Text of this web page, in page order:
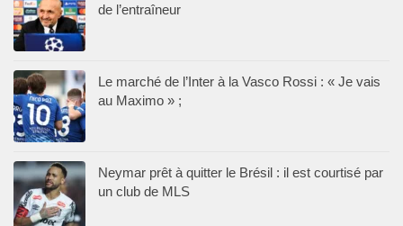
de l’entraîneur
Le marché de l’Inter à la Vasco Rossi : « Je vais
au Maximo » ;
Neymar prêt à quitter le Brésil : il est courtisé par
un club de MLS